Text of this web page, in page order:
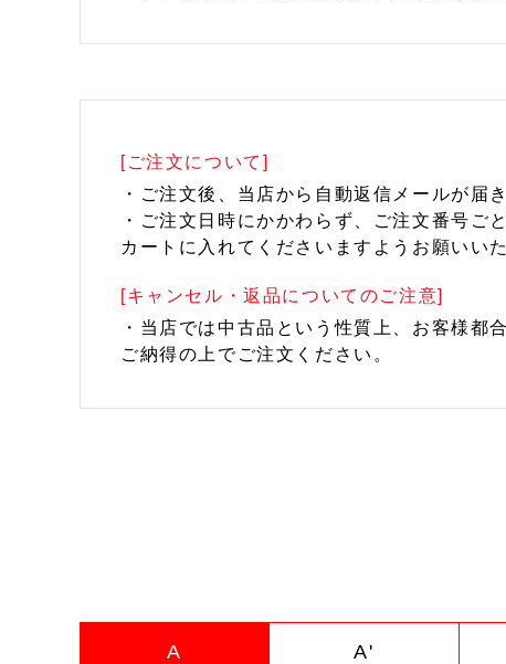
[ご注文について]
・ご注文後、当店から自動返信メールが届
・ご注文日時にかかわらず、ご注文番号
カートに入れてくださいますようお願いい
[キャンセル・返品についてのご注意]
・当店では中古品という性質上、お客様都
ご納得の上でご注文ください。
A A'